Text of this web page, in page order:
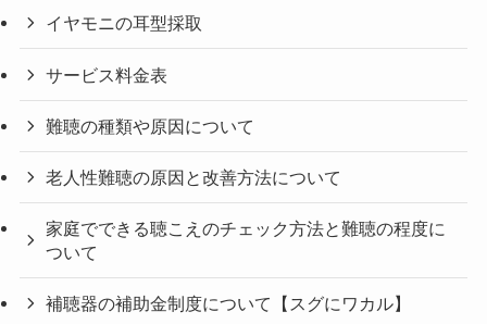
イヤモニの耳型採取
サービス料金表
難聴の種類や原因について
老人性難聴の原因と改善方法について
家庭でできる聴こえのチェック方法と難聴の程度に
ついて
補聴器の補助金制度について【スグにワカル】